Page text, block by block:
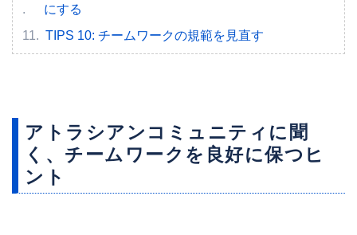
にする
TIPS 10: チームワークの規範を見直す
アトラシアンコミュニティに聞
く、チームワークを良好に保つヒ
ント